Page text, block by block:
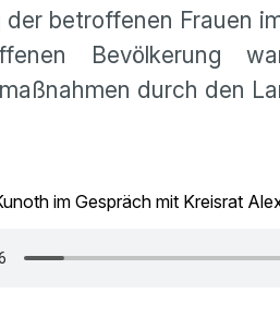
der betroffenen Frauen
Bevölkerung
durch den
im Gespräch mit Kreisrat